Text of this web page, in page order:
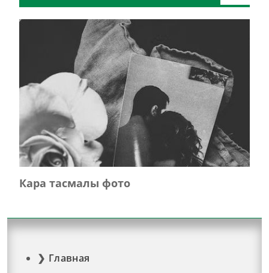
Кара тасмалы фото
Главная